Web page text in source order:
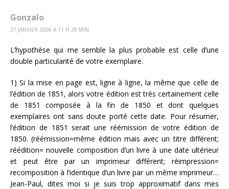
Gonzalo
27 JANVIER 2008 Á 11 H 28 MIN
L’hypothèse qui me semble la plus probable est celle d’une
double particularité de votre exemplaire.
1) Si la mise en page est, ligne à ligne, la même que celle de
l’édition de 1851, alors votre édition est très certainement celle
de 1851 composée à la fin de 1850 et dont quelques
exemplaires ont sans doute porté cette date. Pour résumer,
l’édition de 1851 serait une réémission de votre édition de
1850. (réémission=même édition mais avec un titre différent;
réédition= nouvelle composition d’un livre à une date ultérieur
et peut être par un imprimeur différent; réimpression=
recomposition à l’identique d’un livre par un même imprimeur…
Jean-Paul, dites moi si je suis trop approximatif dans mes